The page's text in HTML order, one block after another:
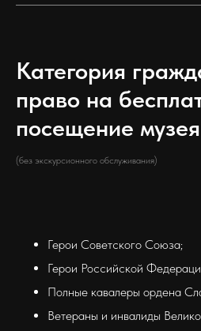
Категория
право на
посещение музея
(без экскурсионного обслуживания)
Герои Советского Союза;
Герои Российской
Полные кавалеры ордена
Ветераны и инвалиды